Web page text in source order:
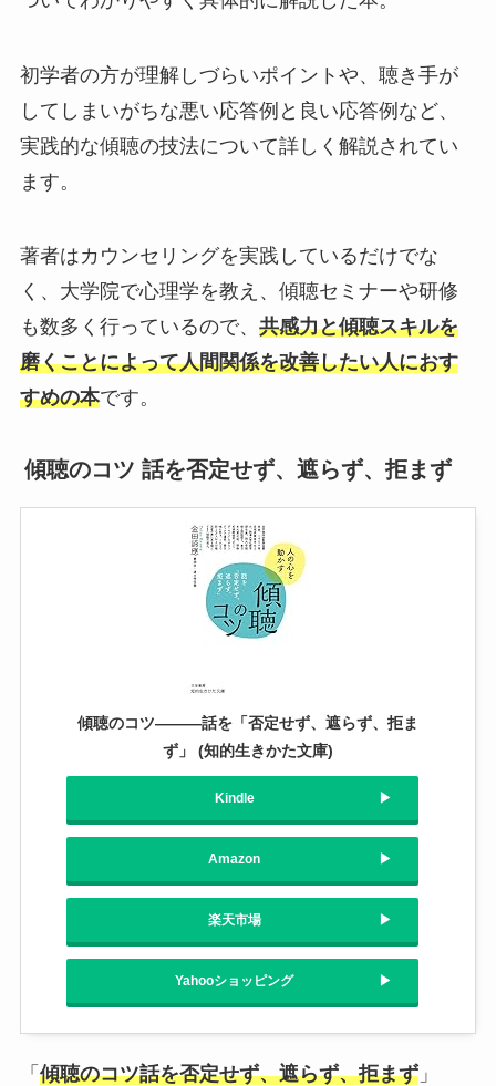
初学者の方が理解しづらいポイントや、聴き手が
してしまいがちな悪い応答例と良い応答例など、
実践的な傾聴の技法について詳しく解説されてい
ます。
著者はカウンセリングを実践しているだけでな
く、大学院で心理学を教え、傾聴セミナーや研修
も数多く行っているので、 共感力と傾聴スキルを
磨くことによって人間関係を改善したい人におす
すめの本です。
傾聴のコツ 話を否定せず、遮らず、拒まず
傾聴のコツ―――話を「否定せず、遮らず、拒ま
ず」 (知的生きかた文庫)
Kindle
Amazon
楽天市場
Yahooショッピング
「 傾聴のコツ話を否定せず、遮らず、拒まず」